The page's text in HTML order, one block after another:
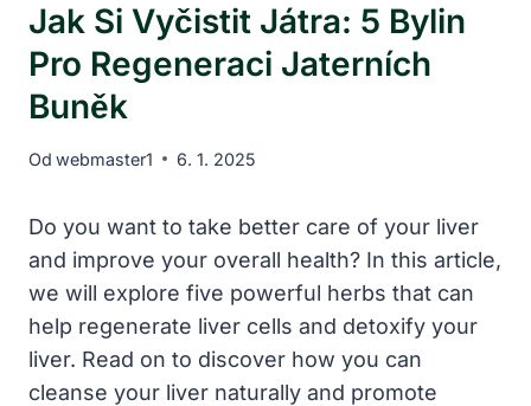
Jak Si Vyčistit Játra: 5 Bylin
Pro Regeneraci Jaterních
Buněk
Od webmaster1 6. 1. 2025
Do you want to take better care of your liver
and improve your overall health? In this article,
we will explore five powerful herbs that can
help regenerate liver cells and detoxify your
liver. Read on to discover how you can
cleanse your liver naturally and promote